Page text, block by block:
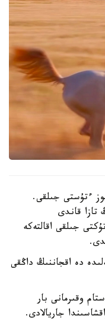
ءتۇستى جىلقى.
تازا قاندى
جىلقى اقالتەكە
دە اقجاننىڭ داڭقى
ميلليوننان استام وقىرمانى بار
جاريالادى.